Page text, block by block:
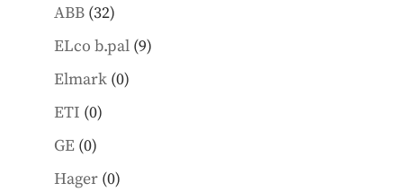
ABB 3232
products
ELco b.pal 99
Elmark 00
ETI 00
GE 00
products
Hager 00